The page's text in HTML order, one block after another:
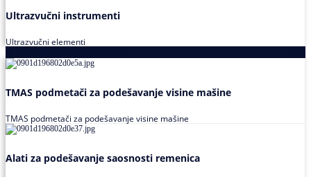
Ultrazvučni instrumenti
Ultrazvučni elementi
TMAS podmetači za podešavanje visine mašine
TMAS podmetači za podešavanje visine mašine
Alati za podešavanje saosnosti remenica